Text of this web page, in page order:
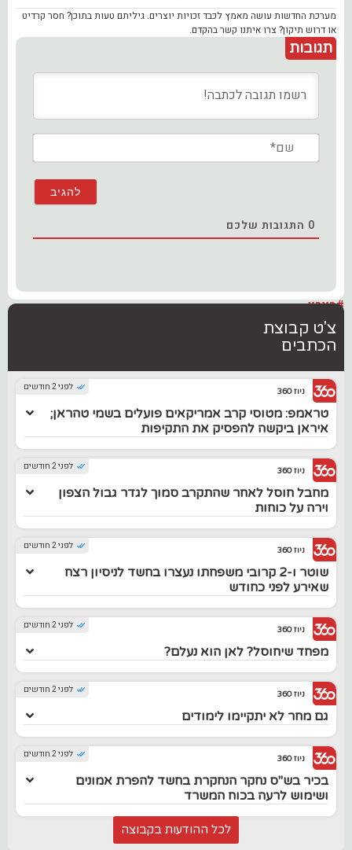
מערכת החדשות עושה מאמץ לכבד זכויות יוצרים. גיליתם טעות בתוכן? חסר קרדיט
או דרוש תיקון? צרו איתנו קשר בהקדם.
תגובות
0 התגובות שלכם
#בארץ
צ'ט קבוצת
הכתבים
לפני 2 חודשים ניוז 360
טראמפ: מטוסי קרב אמריקאים פועלים בשמי טהראן;
איראן ביקשה להפסיק את התקיפות
לפני 2 חודשים ניוז 360
מחבל חוסל לאחר שהתקרב סמוך לגדר גבול הצפון
וירה על כוחות
לפני 2 חודשים ניוז 360
שוטר ו-2 קרובי משפחתו נעצרו בחשד לניסיון רצח
שאירע לפני כחודש
לפני 2 חודשים ניוז 360
מפחד שיחוסל? לאן הוא נעלם?
לפני 2 חודשים ניוז 360
גם מחר לא יתקיימו לימודים
לפני 2 חודשים ניוז 360
בכיר בש"ס נחקר הנחקרת בחשד להפרת אמונים
ושימוש לרעה בכוח המשרד
לכל ההודעות בקבוצה